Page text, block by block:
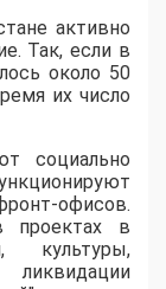
активно
Так, если в
около 50
их число
социально
офисов.
проектах в
культуры,